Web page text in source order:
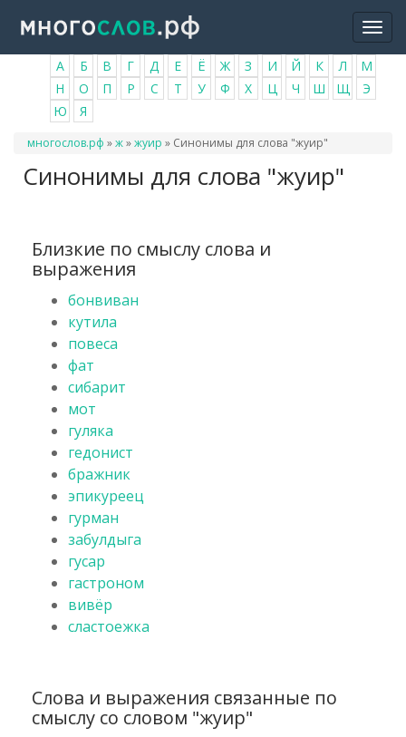
основному
содержанию
А Б В Г Д Е Ё Ж З И Й К Л
М
Н
О П Р С Т У Ф Х Ц Ч Ш Щ
Э
Ю
Я
Вы
многослов.рф »ж»жуир » Синонимы для слова "жуир"
Синонимы для слова "жуир"
Близкие по смыслу слова и
выражения
бонвиван
кутила
повеса
фат
сибарит
мот
гуляка
гедонист
бражник
эпикуреец
гурман
забулдыга
гусар
гастроном
вивёр
сластоежка
Слова и выражения связанные по
смыслу со словом "жуир"